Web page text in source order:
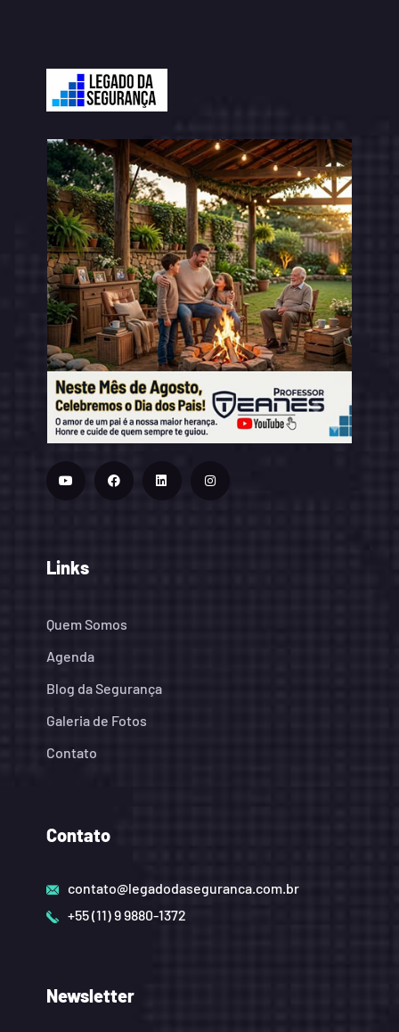
Links
Quem Somos
Agenda
Blog da Segurança
Galeria de Fotos
Contato
Contato
contato@legadodaseguranca.com.br
+55 (11) 9 9880-1372
Newsletter